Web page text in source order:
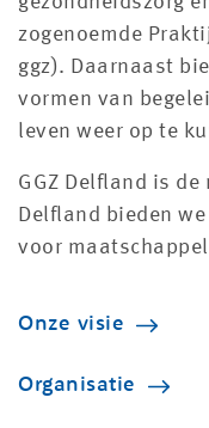
zogenoemde
ggz). Daarnaast
vormen van
leven weer op te
GGZ Delfland is
Delfland bieden
voor
Onze visie
Organisatie